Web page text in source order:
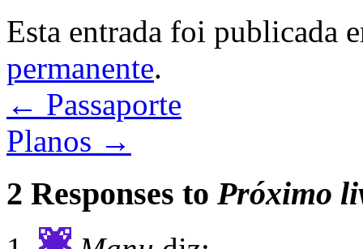
Esta entrada foi publicada
permanente.
← Passaporte
Planos →
2 Responses to Próximo